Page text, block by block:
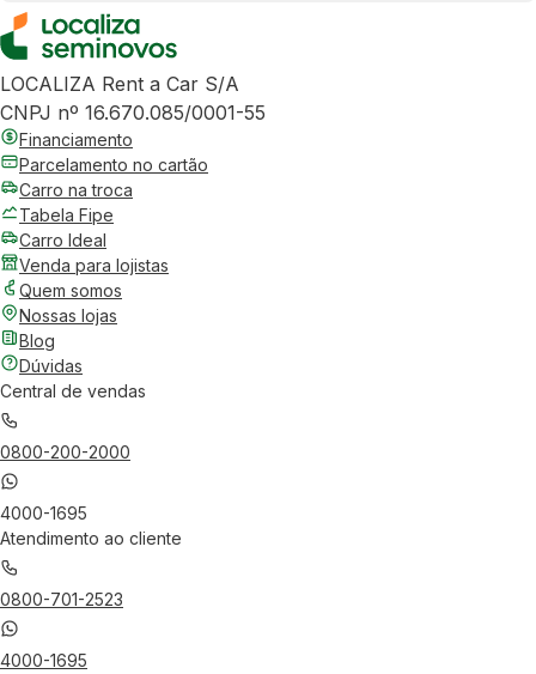
LOCALIZA Rent a Car S/A
CNPJ nº 16.670.085/0001-55
Financiamento
Parcelamento no cartão
Carro na troca
Tabela Fipe
Carro Ideal
Venda para lojistas
Quem somos
Nossas lojas
Blog
Dúvidas
Central de vendas
0800-200-2000
4000-1695
Atendimento ao cliente
0800-701-2523
4000-1695